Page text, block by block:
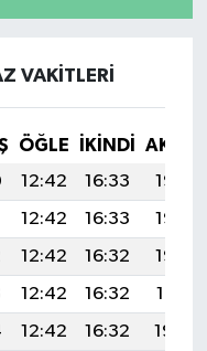
VAKITLERI
ÖĞLE İKINDI
12:42 16:33
19:53
12:42 16:33
19:53
12:42 16:32
19:52
12:42 16:32
19:51
12:42 16:32
19:50